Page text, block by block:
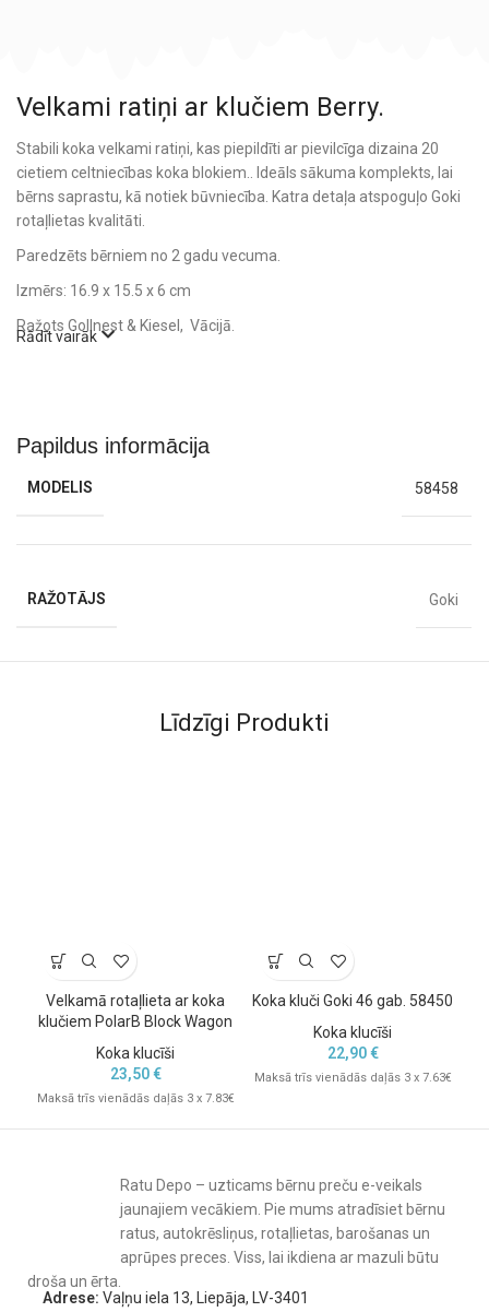
Velkami ratiņi ar klučiem Berry.
Stabili koka velkami ratiņi, kas piepildīti ar pievilcīga dizaina 20
cietiem celtniecības koka blokiem.. Ideāls sākuma komplekts, lai
bērns saprastu, kā notiek būvniecība. Katra detaļa atspoguļo Goki
rotaļlietas kvalitāti.
Paredzēts bērniem no 2 gadu vecuma.
Izmērs: 16.9 x 15.5 x 6 cm
Ražots Gollnest & Kiesel, Vācijā.
Rādīt vairāk
Papildus informācija
MODELIS 58458
RAŽOTĀJS Goki
Līdzīgi Produkti
Velkamā rotaļlieta ar koka
klučiem PolarB Block Wagon
Koka klucīši
23,50€
Maksā trīs vienādās daļās 3 x 7.83€
Koka kluči Goki 46 gab. 58450
Koka klucīši
22,90€
Maksā trīs vienādās daļās 3 x 7.63€
Ratu Depo – uzticams bērnu preču e-veikals
jaunajiem vecākiem. Pie mums atradīsiet bērnu
ratus, autokrēsliņus, rotaļlietas, barošanas un
aprūpes preces. Viss, lai ikdiena ar mazuli būtu
droša un ērta.
Adrese: Vaļņu iela 13, Liepāja, LV-3401